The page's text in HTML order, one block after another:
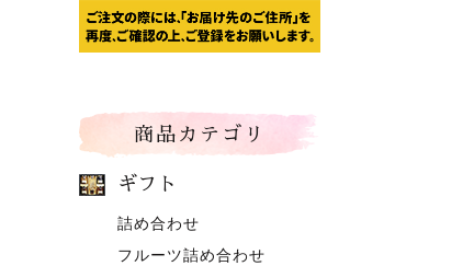
商品カテゴリ
ギフト
詰め合わせ
フルーツ詰め合わせ